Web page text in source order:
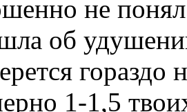
не
об
1-1,5